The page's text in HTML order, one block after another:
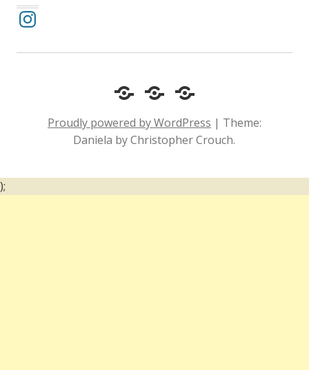
Instagram
Cotidiano
Comportamento
Inclusão
e
Acessibilidade
Diário
um
surdo
Proudly powered by WordPress | Theme:
Daniela by Christopher Crouch.
);